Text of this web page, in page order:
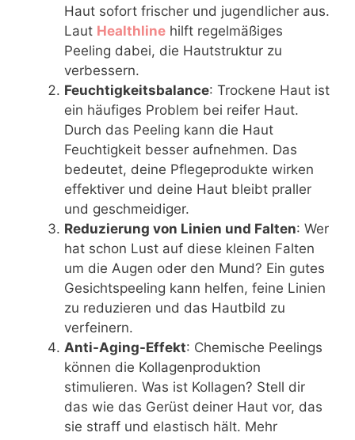
Haut sofort frischer und jugendlicher aus.
Laut Healthline hilft regelmäßiges
Peeling dabei, die Hautstruktur zu
verbessern.
Feuchtigkeitsbalance: Trockene Haut ist
ein häufiges Problem bei reifer Haut.
Durch das Peeling kann die Haut
Feuchtigkeit besser aufnehmen. Das
bedeutet, deine Pflegeprodukte wirken
effektiver und deine Haut bleibt praller
und geschmeidiger.
Reduzierung von Linien und Falten: Wer
hat schon Lust auf diese kleinen Falten
um die Augen oder den Mund? Ein gutes
Gesichtspeeling kann helfen, feine Linien
zu reduzieren und das Hautbild zu
verfeinern.
Anti-Aging-Effekt: Chemische Peelings
können die Kollagenproduktion
stimulieren. Was ist Kollagen? Stell dir
das wie das Gerüst deiner Haut vor, das
sie straff und elastisch hält. Mehr